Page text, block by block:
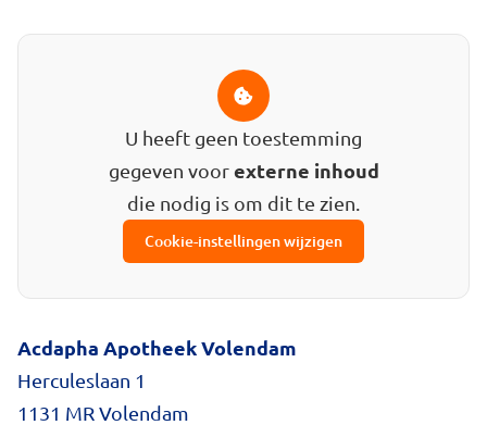
U heeft geen toestemming
gegeven voorexterne inhoud
die nodig is om dit te zien.
Cookie-instellingen wijzigen
Acdapha Apotheek Volendam
Herculeslaan 1
1131 MR Volendam